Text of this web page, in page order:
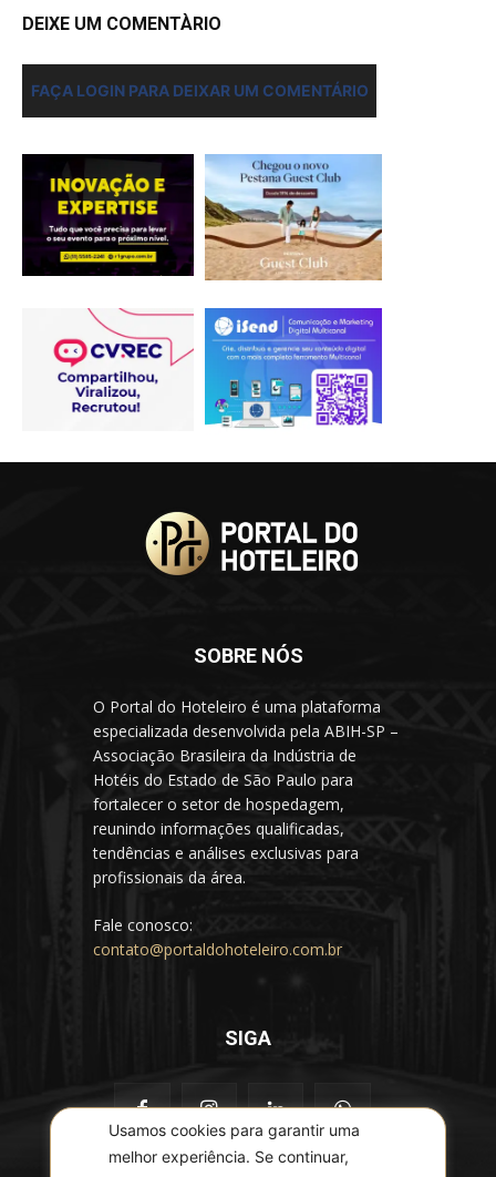
Usamos cookies para garantir uma
melhor experiência. Se continuar,
DEIXE UM COMENTÀRIO
FAÇA LOGIN PARA DEIXAR UM COMENTÁRIO
SOBRE NÓS
O Portal do Hoteleiro é uma plataforma
especializada desenvolvida pela ABIH-SP –
Associação Brasileira da Indústria de
Hotéis do Estado de São Paulo para
fortalecer o setor de hospedagem,
reunindo informações qualificadas,
tendências e análises exclusivas para
profissionais da área.
Fale conosco:
contato@portaldohoteleiro.com.br
SIGA